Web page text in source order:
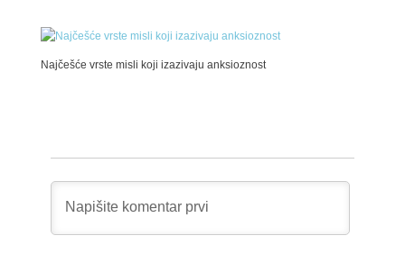
Najčešće vrste misli koji izazivaju anksioznost